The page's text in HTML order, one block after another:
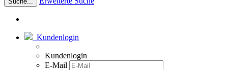
Kundenlogin
Kundenlogin
E-Mail